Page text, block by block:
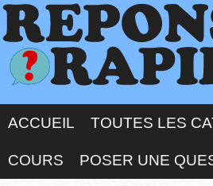
ACCUEIL TOUTES LES
COURS POSER UNE